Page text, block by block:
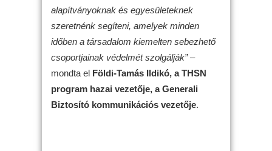
alapítványoknak és egyesületeknek
szeretnénk segíteni, amelyek minden
időben a társadalom kiemelten sebezhető
csoportjainak védelmét szolgálják”–
mondta el Földi-Tamás Ildikó, a THSN
program hazai vezetője, a Generali
Biztosító kommunikációs vezetője.